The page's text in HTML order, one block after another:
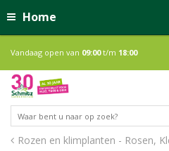
Home
Rozen en klimplanten - Rosen,
Vandaag open van 09:00t/m 18:00